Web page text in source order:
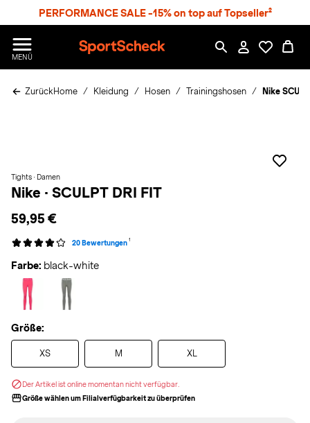
PERFORMANCE SALE -15% on top auf Topseller²
MENÜ
p
r
ZurückHome Kleidung Hosen Trainingshosen Nike
Tights · Damen
Nike · SCULPT DRI FIT
59,95 €
20 Bewertungen 1
Farbe: black-white
Größe:
XS M XL
Der Artikel ist online momentan nicht verfügbar.
Größe wählen um Filialverfügbarkeit zu überprüfen